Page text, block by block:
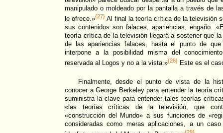
manipulado o moldeado por la pantalla a través de
le ofrece.»{27} Al final la teoría crítica de la televisión
sus contenidos son falaces, apariencias, engaño.
teoría crítica de la televisión llegará a sostener que
de las apariencias falaces, hasta el punto de
interpone a la posibilidad misma del
reservada al Logos y no a la vista.»{28} Este es el
Finalmente, desde el punto de vista de la
conocer a George Berkeley para entender la teoría
suministra la clave para entender tales teorías
«las teorías críticas de la televisión, que
«construcción del Mundo» a sus funciones de
consideradas como meras aplicaciones, a un